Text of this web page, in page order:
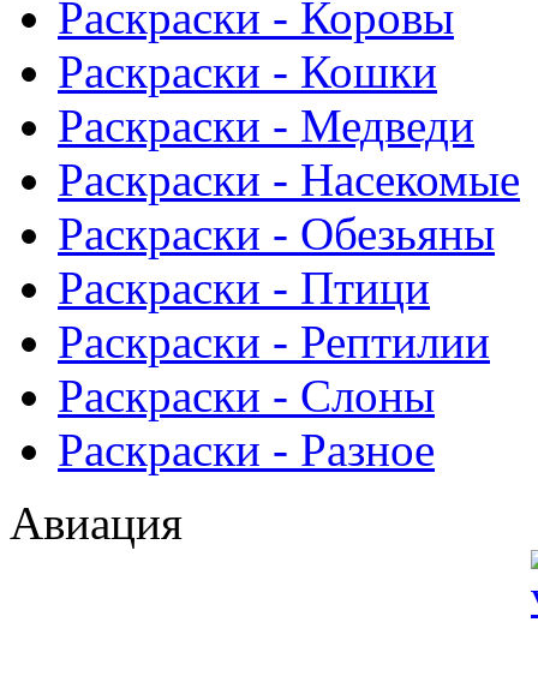
Раскраски - Коровы
Раскраски - Кошки
Раскраски - Медведи
Раскраски - Насекомые
Раскраски - Обезьяны
Раскраски - Птици
Раскраски - Рептилии
Раскраски - Слоны
Раскраски - Разное
Авиация